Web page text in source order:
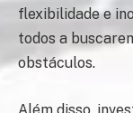
flexibilidade e
todos a
obstáculos.